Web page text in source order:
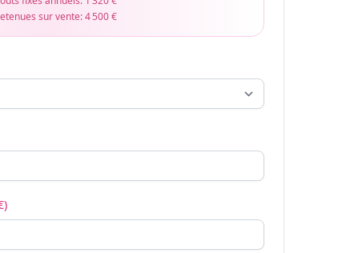
sur vente:4 500 €